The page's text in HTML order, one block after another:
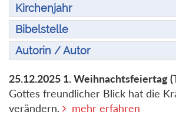
Kirchenjahr
Bibelstelle
Autorin / Autor
25.12.2025 1. Weihnachtsfeiertag
Gottes freundlicher Blick hat die
verändern.
mehr erfahren